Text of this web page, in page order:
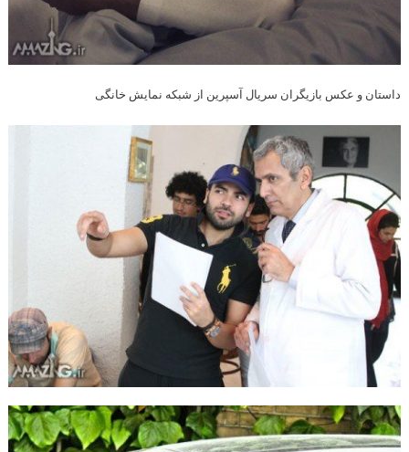
داستان و عکس بازیگران سریال آسپرین از شبکه نمایش خانگی